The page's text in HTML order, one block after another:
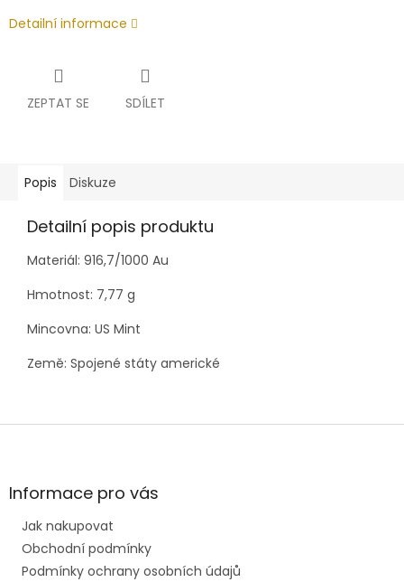
Detailní informace
ZEPTAT SE SDÍLET
Popis Diskuze
Detailní popis produktu
Materiál: 916,7/1000 Au
Hmotnost: 7,77 g
Mincovna: US Mint
Země: Spojené státy americké
Z
aInformace pro vás
Jak nakupovat
Obchodní podmínky
Podmínky ochrany osobních údajů